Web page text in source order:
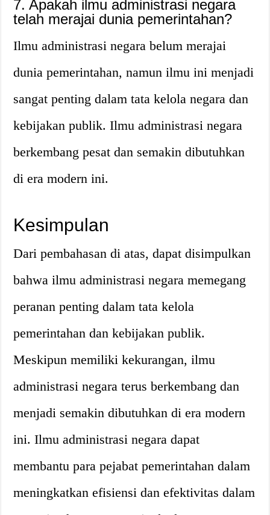
7. Apakah ilmu administrasi negara
telah merajai dunia pemerintahan?
Ilmu administrasi negara belum merajai
dunia pemerintahan, namun ilmu ini menjadi
sangat penting dalam tata kelola negara dan
kebijakan publik. Ilmu administrasi negara
berkembang pesat dan semakin dibutuhkan
di era modern ini.
Kesimpulan
Dari pembahasan di atas, dapat disimpulkan
bahwa ilmu administrasi negara memegang
peranan penting dalam tata kelola
pemerintahan dan kebijakan publik.
Meskipun memiliki kekurangan, ilmu
administrasi negara terus berkembang dan
menjadi semakin dibutuhkan di era modern
ini. Ilmu administrasi negara dapat
membantu para pejabat pemerintahan dalam
meningkatkan efisiensi dan efektivitas dalam